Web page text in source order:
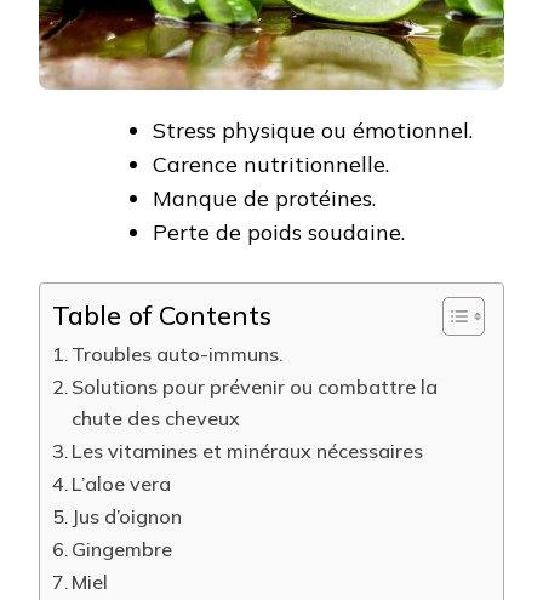
Stress physique ou émotionnel.
Carence nutritionnelle.
Manque de protéines.
Perte de poids soudaine.
Table of Contents
Troubles auto-immuns.
Solutions pour prévenir ou combattre la
chute des cheveux
Les vitamines et minéraux nécessaires
L’aloe vera
Jus d’oignon
Gingembre
Miel